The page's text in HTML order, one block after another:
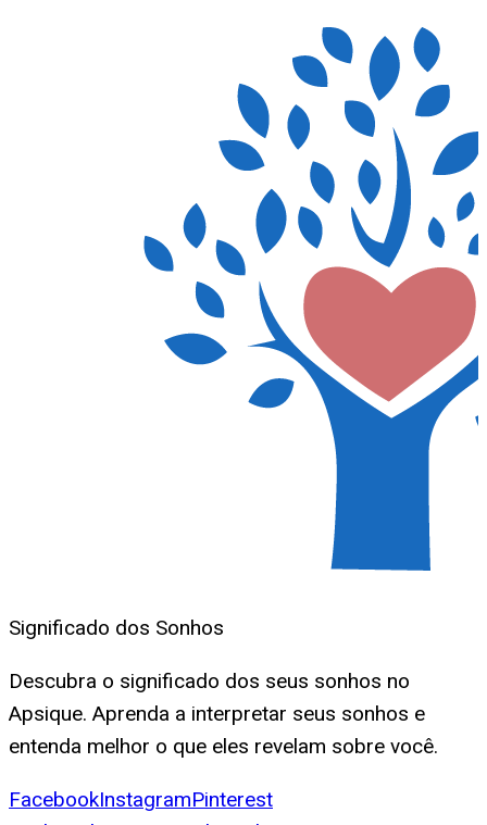
Significado dos Sonhos
Descubra o significado dos seus sonhos no
Apsique. Aprenda a interpretar seus sonhos e
entenda melhor o que eles revelam sobre você.
FacebookInstagramPinterest